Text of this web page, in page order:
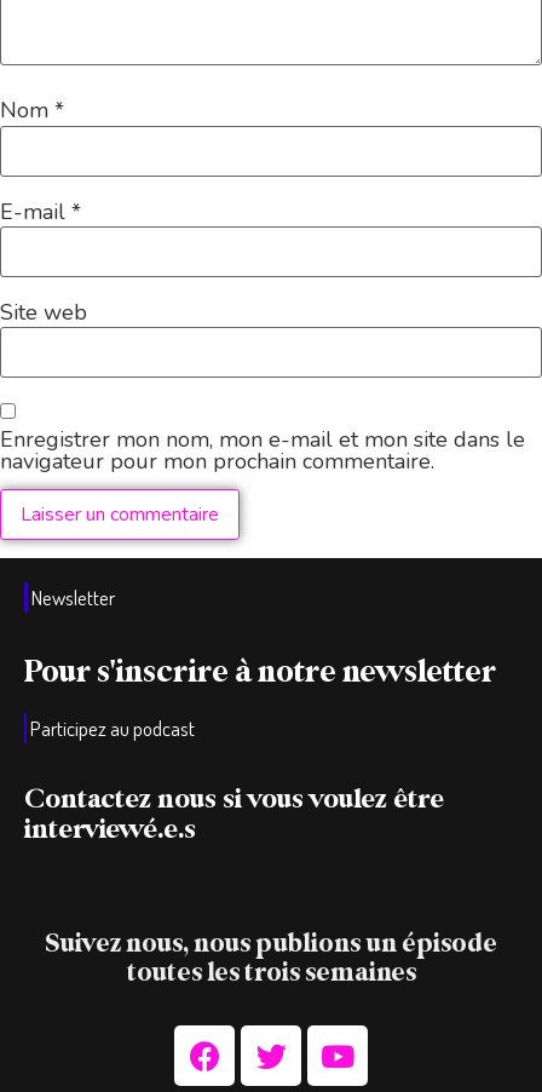
Nom *
E-mail *
Site web
Enregistrer mon nom, mon e-mail et mon site dans le
navigateur pour mon prochain commentaire.
Newsletter
Pour s'inscrire à notre newsletter
Participez au podcast
Contactez nous si vous voulez être
interviewé.e.s
Suivez nous, nous publions un épisode
toutes les trois semaines